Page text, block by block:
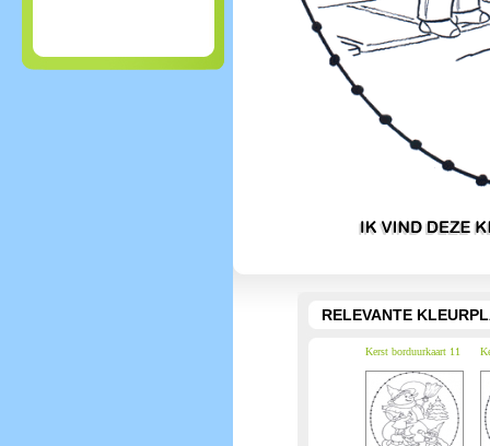
RELEVANTE
Kerst borduurkaart 11